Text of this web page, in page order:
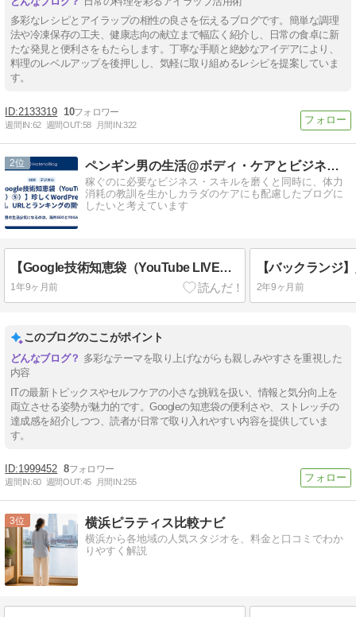
多彩なレシピとアイラップの相性の良さを伝えるブログです。簡単な調理
法や冷凍保存の工夫、健康志向の献立まで幅広く紹介し、日常の食卓に新
たな発見と便利さをもたらします。丁寧な手順と絶妙なアイデアにより、
料理のレベルアップを後押しし、気軽に取り組めるレシピを提案していま
す。
2133319 10
週間IN:62 週間OUT:58 月間IN:322
2 ペンギン男の生活@ボディ・ケアとビジネス・スキルの持続的成長
稼ぐのに必要なビジネス・スキルを磨くと同時に、体力
消耗の教訓を生かしカラダのケアにも配慮したブログに
したいと考えています
【Google技術知恵袋（YouTube LIVE）⑤）】珍しくWordPressの話題。URLとランキングの関係。
1年9ヶ月前 2年9ヶ月前
このブログのここがポイント
多彩なテーマを取り上げながらも親しみやすさを重視した
内容
ITの最新トピックスやセルフケアの小さな挑戦を扱い、情報と気分向上を
両立させる姿勢が魅力的です。Googleの知恵袋の便利さや、ストレッチの
達成感を紹介しつつ、読者が日常で取り入れやすい内容を提供していま
す。
1999452 8
週間IN:60 週間OUT:45 月間IN:255
3 横浜ピラティス比較ナビ
横浜から各地域の人気スタジオを、料金と口コミでわか
りやすく解説